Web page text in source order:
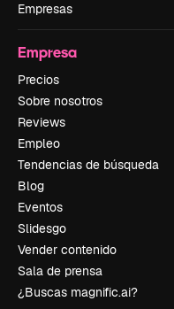
Empresas
Empresa
Precios
Sobre nosotros
Reviews
Empleo
Tendencias de búsqueda
Blog
Eventos
Slidesgo
Vender contenido
Sala de prensa
¿Buscas magnific.ai?